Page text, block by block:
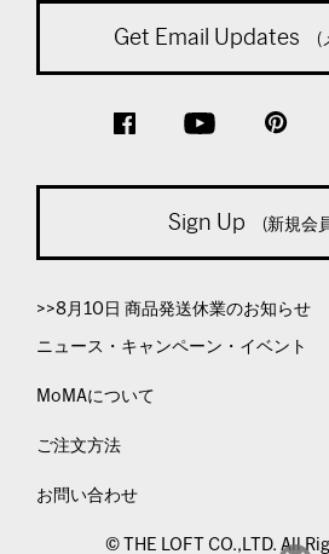
Get Email Updates (
Sign Up (新規会
>>8月10日 商品発送休業のお知らせ
ニュース・キャンペーン・イベント
MoMAについて
ご注文方法
お問い合わせ
© THE LOFT CO.,LTD. All